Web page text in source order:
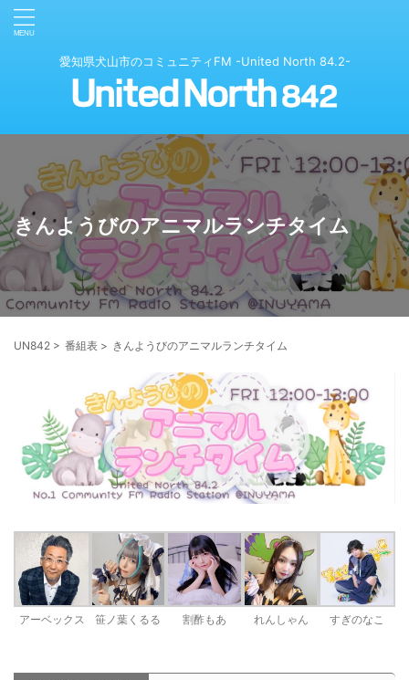
愛知県犬山市のコミュニティFM -United North 84.2-
きんようびのアニマルランチタイム
UN842 > 番組表 > きんようびのアニマルランチタイム
アーベックス 笹ノ葉くるる 割酢もあ れんしゃん すぎのなこ